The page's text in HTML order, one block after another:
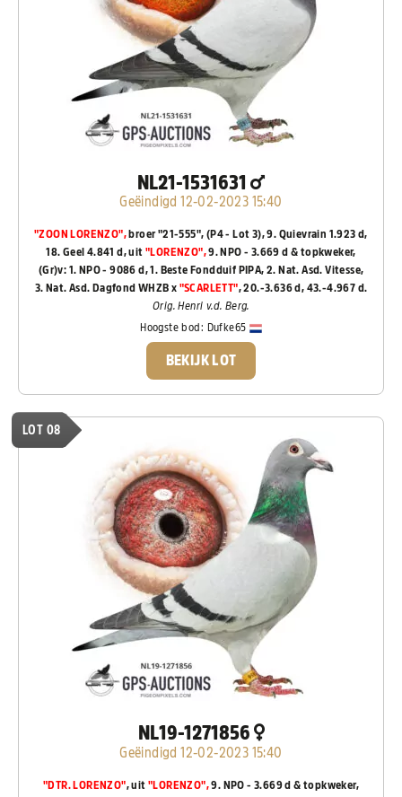
NL21-1531631
Geëindigd 12-02-2023 15:40
"ZOON LORENZO", broer "21-555", (P4 - Lot 3), 9. Quievrain 1.923 d,
18. Geel 4.841 d, uit "LORENZO",9. NPO - 3.669 d & topkweker,
(Gr)v: 1. NPO - 9086 d, 1. Beste Fondduif PIPA, 2. Nat. Asd. Vitesse,
3. Nat. Asd. Dagfond WHZB x "SCARLETT", 20.-3.636 d, 43.-4.967 d.
Orig. Henri v.d. Berg.
Hoogste bod: Dufke65
BEKIJK LOT
LOT 08
NL19-1271856
Geëindigd 12-02-2023 15:40
"DTR. LORENZO", uit "LORENZO",9. NPO - 3.669 d & topkweker,